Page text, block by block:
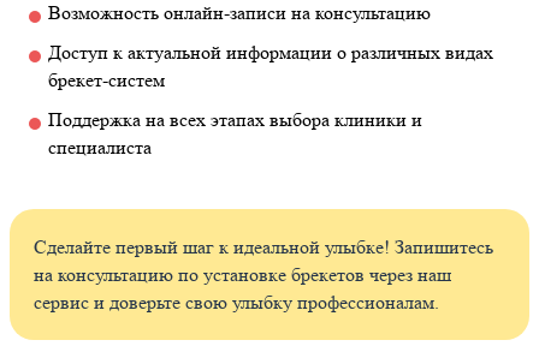
Возможность онлайн-записи на консультацию
Доступ к актуальной информации о различных видах
брекет-систем
Поддержка на всех этапах выбора клиники и
специалиста
Сделайте первый шаг к идеальной улыбке! Запишитесь
на консультацию по установке брекетов через наш
сервис и доверьте свою улыбку профессионалам.